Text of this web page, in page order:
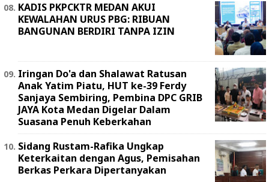
KADIS PKPCKTR MEDAN AKUI
KEWALAHAN URUS PBG: RIBUAN
BANGUNAN BERDIRI TANPA IZIN
Iringan Do'a dan Shalawat Ratusan
Anak Yatim Piatu, HUT ke-39 Ferdy
Sanjaya Sembiring, Pembina DPC GRIB
JAYA Kota Medan Digelar Dalam
Suasana Penuh Keberkahan
Sidang Rustam-Rafika Ungkap
Keterkaitan dengan Agus, Pemisahan
Berkas Perkara Dipertanyakan